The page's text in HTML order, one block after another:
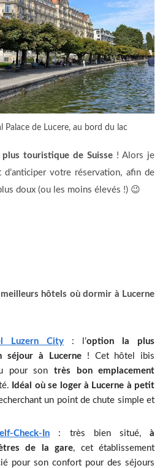
Palace de Lucere, au bord du lac
touristique de Suisse ! Alors je
d’anticiper votre réservation, afin de
doux (ou les moins élevés !) 😉
meilleurs hôtels où dormir à Lucerne
Luzern City : l’option la plus
séjour à Lucerne! Cet hôtel ibis
pour son très bon emplacement
Idéal où se loger à Lucerne à petit
un point de chute simple et
Check-In : très bien situé,à
de la gare, cet établissement
pour son confort pour des séjours